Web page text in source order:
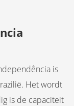
is
Het wordt
is de capaciteit